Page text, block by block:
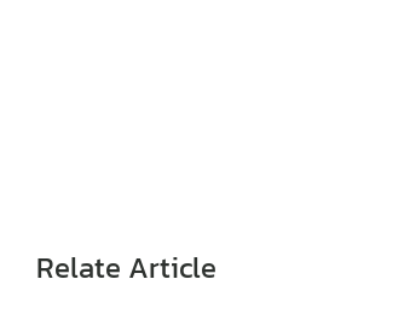
Relate Article